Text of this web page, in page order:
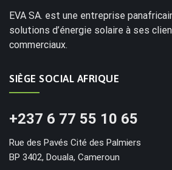
EVA SA. est une entreprise
solutions d’énergie solaire à ses
commerciaux.
SIÈGE SOCIAL AFRIQUE
+237 6 77 55 10 65
Rue des Pavés Cité des Palmiers
BP 3402, Douala, Cameroun